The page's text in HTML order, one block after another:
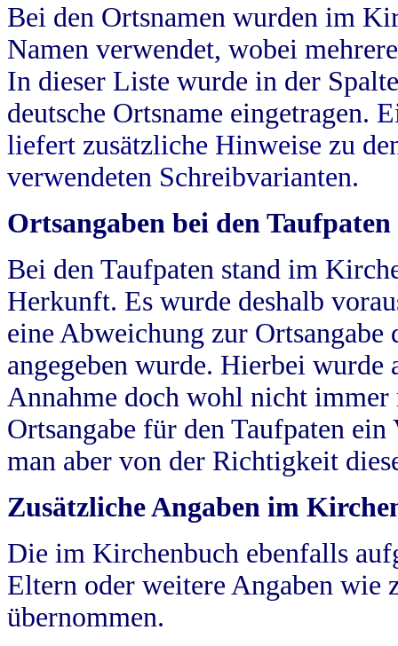
Bei den Ortsnamen wurden im
Namen verwendet, wobei
In dieser Liste wurde in der
deutsche Ortsname eingetragen.
liefert zusätzliche Hinweise zu
verwendeten Schreibvarianten.
Ortsangaben bei den Taufpaten
Bei den Taufpaten stand im
Herkunft. Es wurde deshalb
eine Abweichung zur
angegeben wurde. Hierbei wurde
Annahme doch wohl nicht
Ortsangabe für den Taufpaten
man aber von der Richtigkeit
Zusätzliche Angaben im
Die im Kirchenbuch ebenfalls
Eltern oder weitere Angaben wie
übernommen.